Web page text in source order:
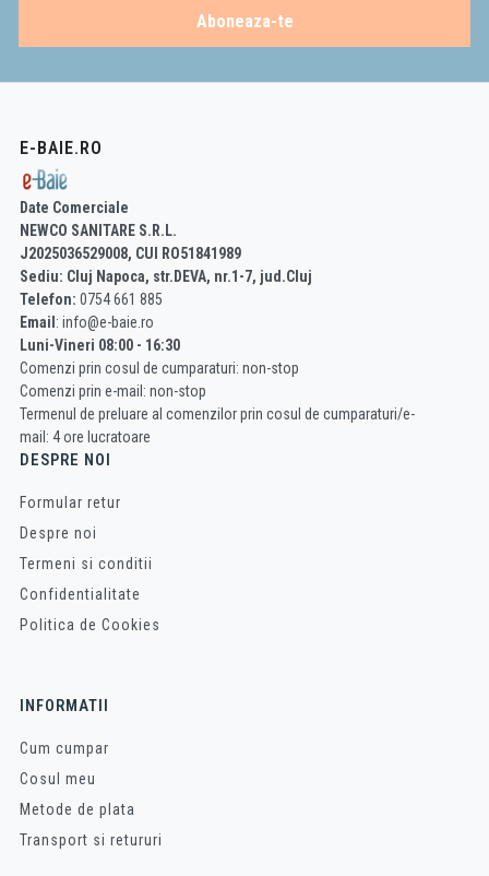
Aboneaza-te
E-BAIE.RO
Date Comerciale
NEWCO SANITARE S.R.L.
J2025036529008, CUI RO51841989
Sediu: Cluj Napoca, str.DEVA, nr.1-7, jud.Cluj
Telefon: 0754 661 885
Email: info@e-baie.ro
Luni-Vineri 08:00 - 16:30
Comenzi prin cosul de cumparaturi: non-stop
Comenzi prin e-mail: non-stop
Termenul de preluare al comenzilor prin cosul de cumparaturi/e-
mail: 4 ore lucratoare
DESPRE NOI
Formular retur
Despre noi
Termeni si conditii
Confidentialitate
Politica de Cookies
INFORMATII
Cum cumpar
Cosul meu
Metode de plata
Transport si retururi